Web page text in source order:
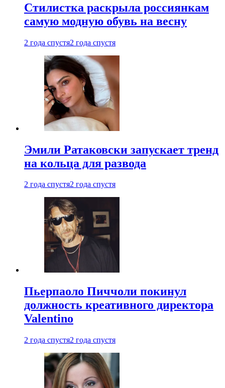
Стилистка раскрыла россиянкам
самую модную обувь на весну
2 года спустя2 года спустя
Эмили Ратаковски запускает тренд
на кольца для развода
2 года спустя2 года спустя
Пьерпаоло Пиччоли покинул
должность креативного директора
Valentino
2 года спустя2 года спустя